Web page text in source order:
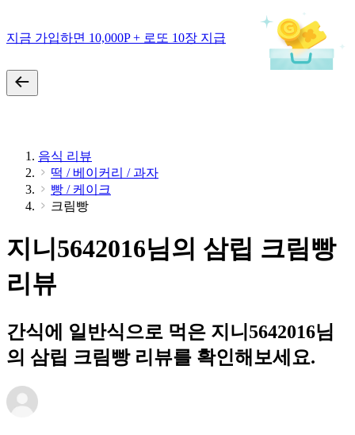
지금 가입하면 10,000P + 로또 10장 지급
음식 리뷰
떡 / 베이커리 / 과자
빵 / 케이크
크림빵
지니5642016님의 삼립 크림빵
리뷰
간식에 일반식으로 먹은 지니5642016님
의 삼립 크림빵 리뷰를 확인해보세요.